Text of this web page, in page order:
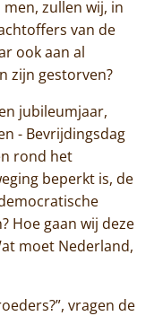
zullen wij, in
van de
ook aan al
zijn gestorven?
jubileumjaar,
- Bevrijdingsdag
rond het
beperkt is, de
Hoe gaan wij deze
moet Nederland,
vragen de